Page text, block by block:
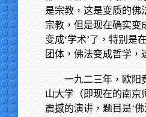
是宗教，这是变质的佛
宗教，但是现在确实变
变成‘学术’了，特别是
团体，佛法变成哲学，
一九二三年，欧阳
山大学（即现在的南京
震撼的演讲，题目是‘